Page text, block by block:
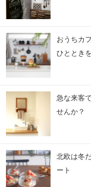
おうちカ
ひとときを
急な来客
せんか？
北欧は冬
ート